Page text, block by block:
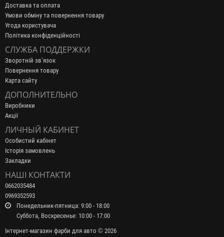
Доставка та оплата
Умови обміну та повернення товару
Угода користувача
Політика конфіденційності
СЛУЖБА ПОДДЕРЖКИ
Зворотній зв’язок
Повернення товару
Карта сайту
ДОПОЛНИТЕЛЬНО
Виробники
Акції
ЛИЧНЫЙ КАБИНЕТ
Особистий кабінет
Історія замовлень
Закладки
НАШІ КОНТАКТИ
0662035484
0969352593
Понедельник-пятница: 9:00 - 18:00
Суббота, Воскресенье: 10:00 - 17:00
Інтернет-магазин фарби для авто © 2026